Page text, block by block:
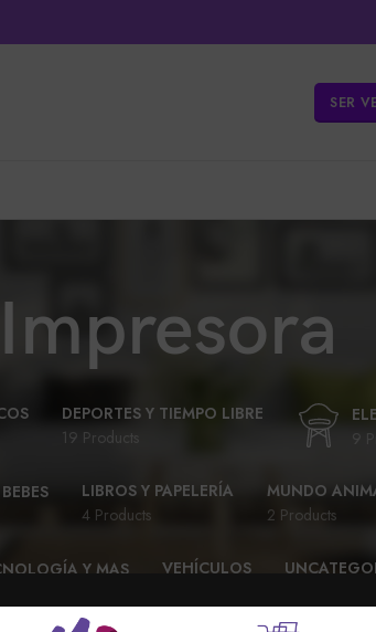
SER
Impresora
DEPORTES Y TIEMPO LIBRE
19 Products
9
LIBROS Y PAPELERÍA
4 Products
MUNDO
2 Products
Y MAS
VEHÍCULOS